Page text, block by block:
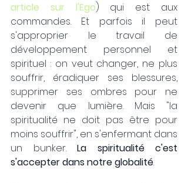
article sur l'Ego) qui est aux
commandes. Et parfois il peut
s'approprier le travail de
développement personnel et
spirituel : on veut changer, ne plus
souffrir, éradiquer ses blessures,
supprimer ses ombres pour ne
devenir que lumière. Mais "la
spiritualité ne doit pas être pour
moins souffrir", en s'enfermant dans
un bunker. La spiritualité c'est
s'accepter dans notre globalité.